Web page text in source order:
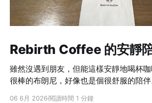
Rebirth Coffee 的安靜
雖然沒遇到朋友，但能這樣安靜地喝杯
很棒的布朗尼，好像也是個很舒服的陪伴
06 6月 2026閱讀時間 1 分鐘